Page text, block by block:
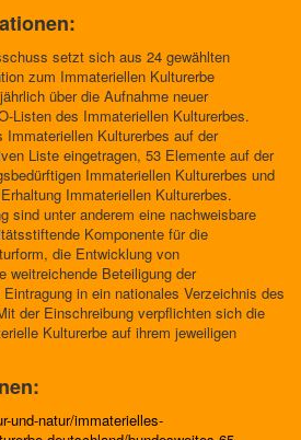
setzt sich aus 24 gewählten
zum Immateriellen Kulturerbe
über die Aufnahme neuer
Listen des Immateriellen Kulturerbes.
Immateriellen Kulturerbes auf der
Liste eingetragen, 53 Elemente auf der
Immateriellen Kulturerbes und
Immateriellen Kulturerbes.
sind unter anderem eine nachweisbare
Komponente für die
die Entwicklung von
weitreichende Beteiligung der
in ein nationales Verzeichnis des
der Einschreibung verpflichten sich die
Kulturerbe auf ihrem jeweiligen
und-natur/immaterielles-